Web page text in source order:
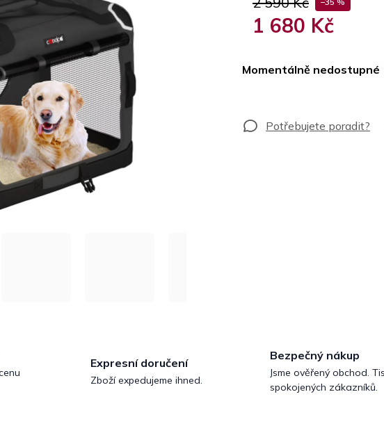
1 680 Kč
Momentálně nedostupné
Expresní doručení
Zboží expedujeme ihned.
Bezpečný nákup
Jsme ověřený obchod.
spokojených zákazníků.